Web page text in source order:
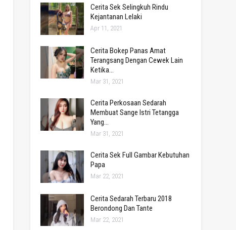
Cerita Sek Selingkuh Rindu
Kejantanan Lelaki
Apr 11, 2021
Cerita Bokep Panas Amat
Terangsang Dengan Cewek Lain
Ketika…
Mar 31, 2021
Cerita Perkosaan Sedarah
Membuat Sange Istri Tetangga
Yang…
Mar 31, 2021
Cerita Sek Full Gambar Kebutuhan
Papa
Mar 22, 2021
Cerita Sedarah Terbaru 2018
Berondong Dan Tante
Mar 22, 2021